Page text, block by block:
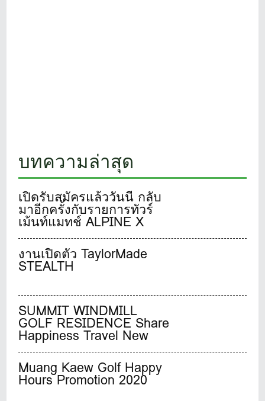
บทความล่าสุด
เปิดรับสมัครแล้ววันนี้ กลับ
มาอีกครั้งกับรายการทัวร์
เม้นท์แมทช์ ALPINE X
adidas GOLF Family &
Friends Golf 2024 การ
แข่งขันกอล์ฟที่ทุกท่านรอ
คอย ลุ้นชิงรางวัลสุดพิเศษ
งานเปิดตัว TaylorMade
STEALTH
SUMMIT WINDMILL
GOLF RESIDENCE Share
Happiness Travel New
normal stylish living
Muang Kaew Golf Happy
Hours Promotion 2020